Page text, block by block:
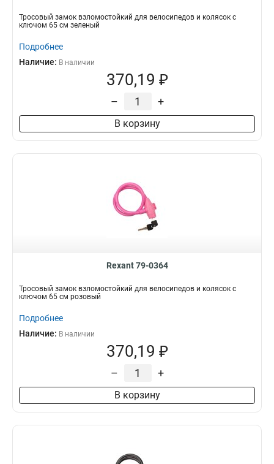
Тросовый замок взломостойкий для велосипедов и колясок с
ключом 65 см зеленый
Подробнее
Наличие: В наличии
370,19 ₽
– +
В корзину
Rexant 79-0364
Тросовый замок взломостойкий для велосипедов и колясок с
ключом 65 см розовый
Подробнее
Наличие: В наличии
370,19 ₽
– +
В корзину